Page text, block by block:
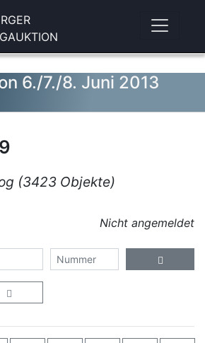
6./7./8. Juni 2013
(3423 Objekte)
Nicht angemeldet